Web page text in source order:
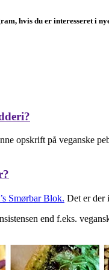
hvis du er interesseret i
opskrift på veganske
Smørbar Blok. Det er der
end f.eks.